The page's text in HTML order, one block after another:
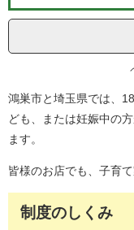
へ
鴻巣市と埼玉県では、
ども、または妊娠中の
ます。
皆様のお店でも、子育
制度のしくみ